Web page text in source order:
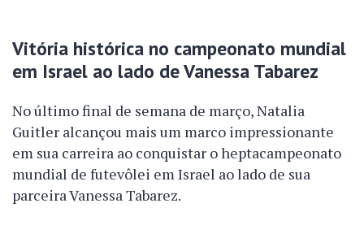
Vitória histórica no campeonato mundial
em Israel ao lado de Vanessa Tabarez
No último final de semana de março, Natalia
Guitler alcançou mais um marco impressionante
em sua carreira ao conquistar o heptacampeonato
mundial de futevôlei em Israel ao lado de sua
parceira Vanessa Tabarez.